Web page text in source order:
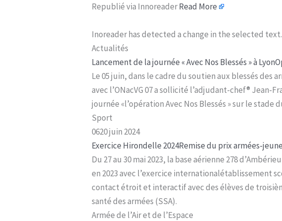
Republié via InnoreaderRead More
Inoreader has detected a change in the selected text.
Actualités
Lancement de la journée « Avec Nos Blessés » à Lyon
Le 05 juin, dans le cadre du soutien aux blessés des
avec l’ONacVG 07 a sollicité l’adjudant-chef® Jean-
journée «l’opération Avec Nos Blessés » sur le
Sport
0620 juin 2024
Exercice Hirondelle 2024Remise du prix armées-
Du 27 au 30 mai 2023, la base aérienne 278
en 2023 avec l’exercice internationalétablissement
contact étroit et interactif avec des élèves de
santé des armées (SSA).
Armée de l’Air et de l’Espace